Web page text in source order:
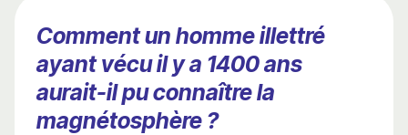
Comment un homme illettré
ayant vécu il y a 1400 ans
aurait-il pu connaître la
magnétosphère ?